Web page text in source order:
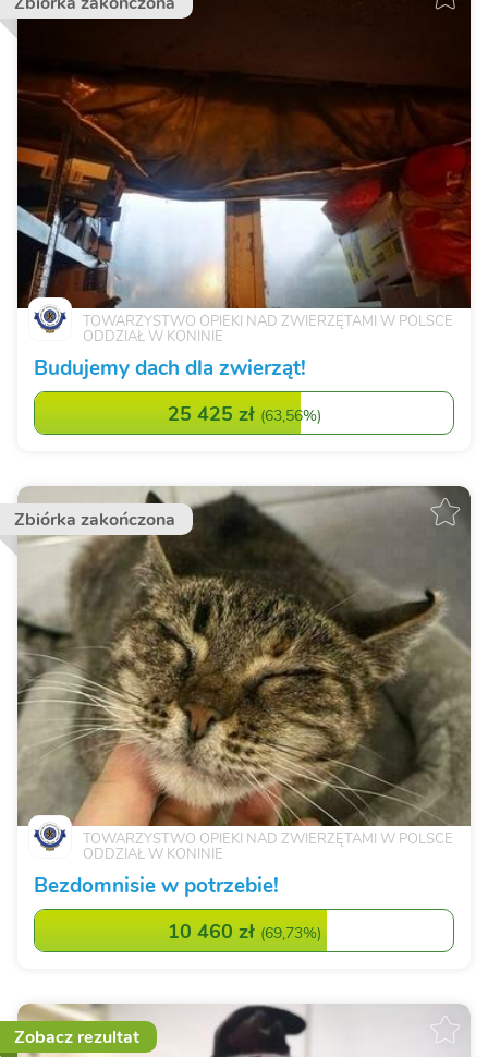
TOWARZYSTWO OPIEKI NAD ZWIERZĘTAMI W POLSCE
ODDZIAŁ W KONINIE
Budujemy dach dla zwierząt!
25 425 zł (63,56%)
Zbiórka zakończona
TOWARZYSTWO OPIEKI NAD ZWIERZĘTAMI W POLSCE
ODDZIAŁ W KONINIE
Bezdomnisie w potrzebie!
10 460 zł (69,73%)
Zobacz rezultat